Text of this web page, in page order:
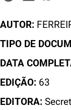
AUTOR:
TIPO DE
DATA
EDIÇÃO: 63
EDITORA: